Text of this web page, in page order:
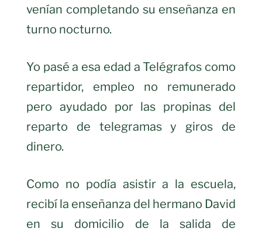
venían completando su enseñanza en
turno nocturno.
Yo pasé a esa edad a Telégrafos como
repartidor, empleo no remunerado
pero ayudado por las propinas del
reparto de telegramas y giros de
dinero.
Como no podía asistir a la escuela,
recibí la enseñanza del hermano David
en su domicilio de la salida de